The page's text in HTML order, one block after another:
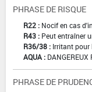
PHRASE DE RISQUE
R22 : Nocif en cas
R43 : Peut entraîner
R36/38 : Irritant pour
AQUA : DANGEREUX
PHRASE DE